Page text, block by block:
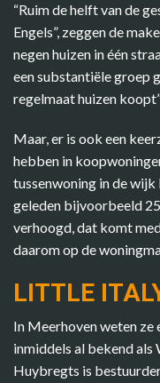
“Ruim de helft van de
Engels”, zeggen de
negen huizen in één
een substantiële groep
regelmaat huizen
Maar, er is ook een
hebben in
tussenwoning in de
geleden bijvoorbeeld
verhoogd, dat komt
daarom op de
LITTLE
In Meerhoven weten ze
inmiddels al bekend als
Huybregts is